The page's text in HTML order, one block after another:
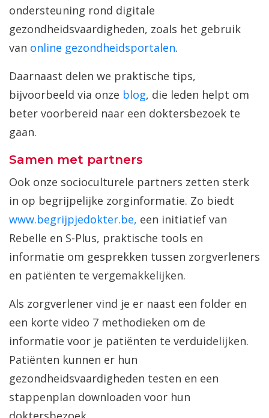
ondersteuning rond digitale
gezondheidsvaardigheden, zoals het gebruik
van online gezondheidsportalen.
Daarnaast delen we praktische tips,
bijvoorbeeld via onze blog, die leden helpt om
beter voorbereid naar een doktersbezoek te
gaan.
Samen met partners
Ook onze socioculturele partners zetten sterk
in op begrijpelijke zorginformatie. Zo biedt
www.begrijpjedokter.be, een initiatief van
Rebelle en S-Plus, praktische tools en
informatie om gesprekken tussen zorgverleners
en patiënten te vergemakkelijken.
Als zorgverlener vind je er naast een folder en
een korte video 7 methodieken om de
informatie voor je patiënten te verduidelijken.
Patiënten kunnen er hun
gezondheidsvaardigheden testen en een
stappenplan downloaden voor hun